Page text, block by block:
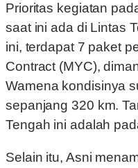
Prioritas kegiatan
saat ini ada di Lintas
ini, terdapat 7 paket
Contract (MYC),
Wamena kondisinya
sepanjang 320 km.
Tengah ini adalah
Selain itu, Asni